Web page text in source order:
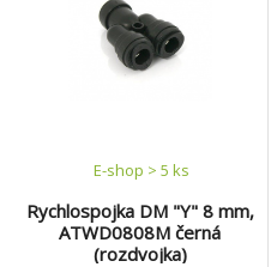
Rychlospojka DM "Y" 8 mm,
ATWD0808M černá
(rozdvojka)
E-shop > 5 ks